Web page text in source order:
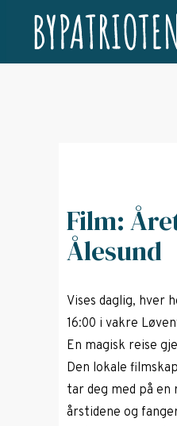
Film:
Ålesund
Vises daglig, hver
16:00 i vakre
En magisk reise
Den lokale
tar deg med på en
årstidene og